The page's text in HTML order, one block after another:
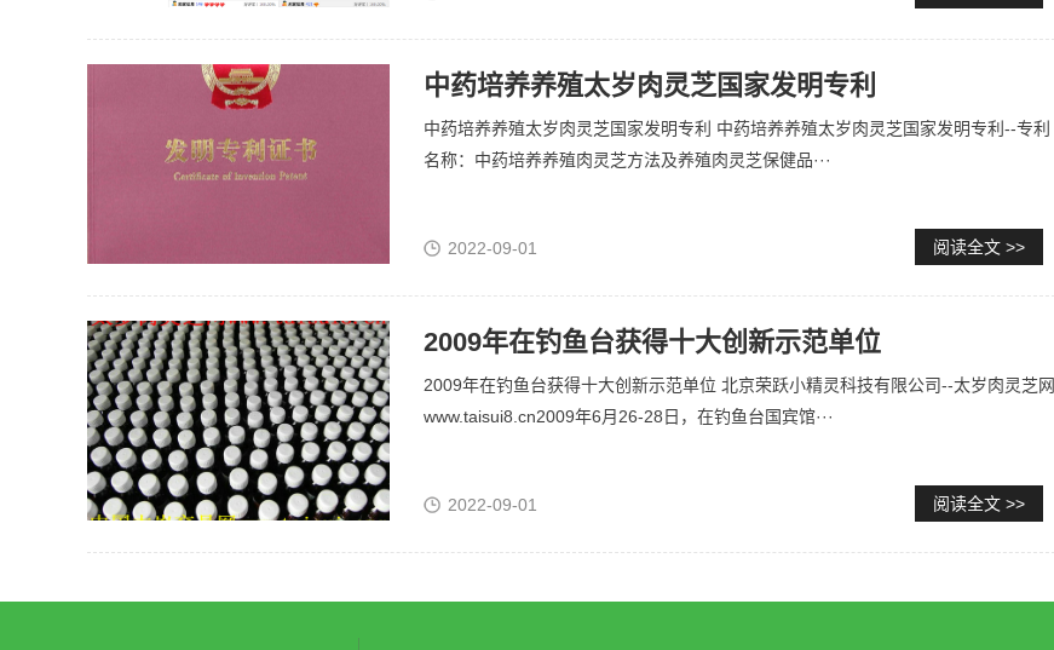
中药培养养殖太岁肉灵芝国家发明专利
中药培养养殖太岁肉灵芝国家发明专利 中药培养养殖太岁肉灵芝国家发明专利--专利
名称：中药培养养殖肉灵芝方法及养殖肉灵芝保健品···
2022-09-01 阅读全文 >>
2009年在钓鱼台获得十大创新示范单位
2009年在钓鱼台获得十大创新示范单位 北京荣跃小精灵科技有限公司--太岁肉灵芝网
www.taisui8.cn2009年6月26-28日，在钓鱼台国宾馆···
2022-09-01 阅读全文 >>